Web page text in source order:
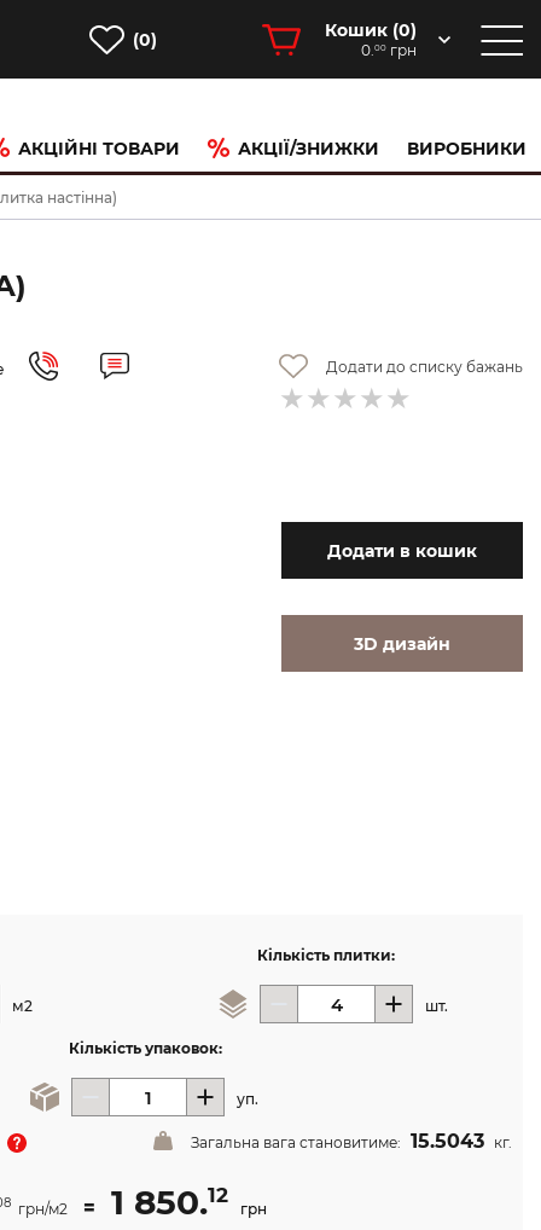
(0) Кошик (0)
0.00 грн
АКЦІЙНІ ТОВАРИ АКЦІЇ/ЗНИЖКИ ВИРОБНИКИ
настінна)
Додати до списку бажань
Додати в кошик
3D дизайн
м2
Кількість плитки:
шт.
Кількість упаковок:
уп.
Загальна вага становитиме: 15.5043 кг.
грн/м2 = 1 850.12
грн